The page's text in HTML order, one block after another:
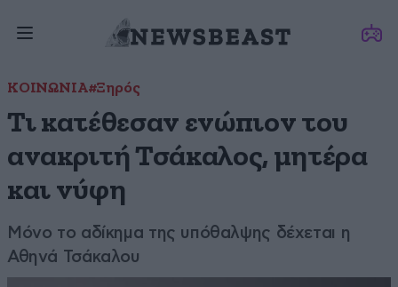
ΚΟΙΝΩΝΙΑ#Ξηρός
Τι κατέθεσαν ενώπιον του
ανακριτή Τσάκαλος, μητέρα
και νύφη
Μόνο το αδίκημα της υπόθαλψης δέχεται η
Αθηνά Τσάκαλου